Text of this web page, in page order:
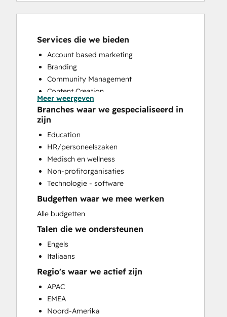
Services die we bieden
Account based marketing
Branding
Community Management
Content Creation
Conversational Marketing
CRM Implementation
Custom API Integrations
Customer Marketing
Customer Success Training
Customer Support Training
Customer Survey and Analysis
Email Marketing
Full Inbound Marketing Services
Help Desk Implementation
Knowledge Base Development
Paid Advertising
Programmable Automation
Public Relations
Sales and Marketing Alignment
Sales Coaching and Training
Meer weergeven
Branches waar we gespecialiseerd in
zijn
Education
HR/personeelszaken
Medisch en wellness
Non-profitorganisaties
Technologie - software
Budgetten waar we mee werken
Alle budgetten
Talen die we ondersteunen
Engels
Italiaans
Regio's waar we actief zijn
APAC
EMEA
Noord-Amerika